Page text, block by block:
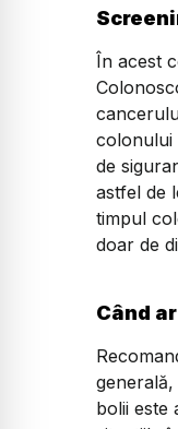
În acest
colonului
de
astfel de
timpul
doar de
Când
bolii este